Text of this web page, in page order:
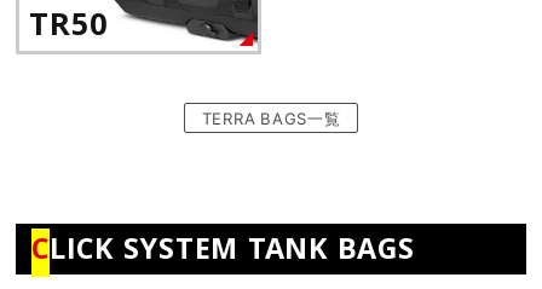
TR50
TERRA BAGS一覧
CLICK SYSTEM TANK BAGS